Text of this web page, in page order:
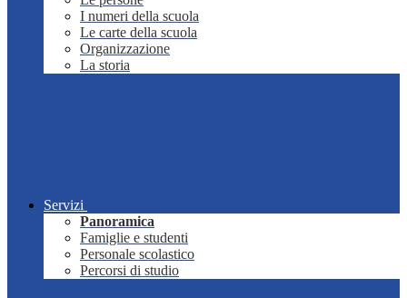
I numeri della scuola
Le carte della scuola
Organizzazione
La storia
Servizi
Panoramica
Famiglie e studenti
Personale scolastico
Percorsi di studio